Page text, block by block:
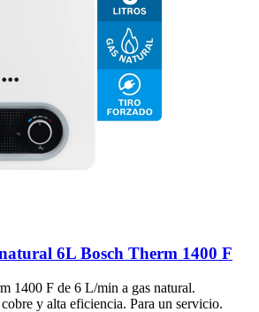
6L Bosch Therm 1400 F
1400 F de 6 L/min a gas natural.
y alta eficiencia. Para un servicio.